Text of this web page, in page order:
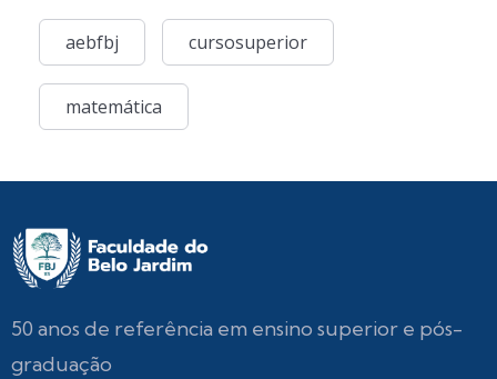
aebfbj cursosuperior
matemática
50 anos de referência em ensino superior e pós-
graduação